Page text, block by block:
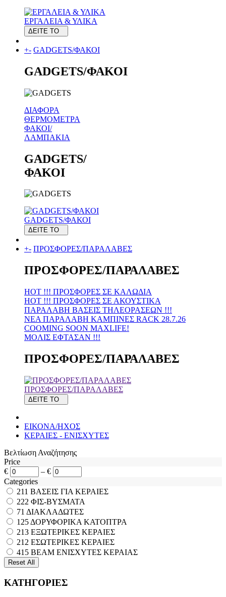
ΕΡΓΑΛΕΙΑ & ΥΛΙΚΑ
ΔΕΙΤΕ ΤΟ
+- GADGETS/ΦΑΚΟΙ
GADGETS/ΦΑΚΟΙ
ΔΙΑΦΟΡΑ
ΘΕΡΜΟΜΕΤΡΑ
ΦΑΚΟΙ/
ΛΑΜΠΑΚΙΑ
GADGETS/
ΦΑΚΟΙ
GADGETS/ΦΑΚΟΙ
ΔΕΙΤΕ ΤΟ
+- ΠΡΟΣΦΟΡΕΣ/ΠΑΡΑΛΑΒΕΣ
ΠΡΟΣΦΟΡΕΣ/ΠΑΡΑΛΑΒΕΣ
HOT !!! ΠΡΟΣΦΟΡΕΣ ΣΕ KAΛΩΔΙΑ
HOT !!! ΠΡΟΣΦΟΡΕΣ ΣΕ ΑΚΟΥΣΤΙΚΑ
ΠΑΡΑΛΑΒΗ ΒΑΣΕΙΣ ΤΗΛΕΟΡΑΣΕΩΝ !!!
ΝΕΑ ΠΑΡΑΛΑΒΗ KAMΠΙΝΕΣ RACK 28.7.26
COOMING SOON MAXLIFE!
MOΛΙΣ ΕΦΤΑΣΑΝ !!!
ΠΡΟΣΦΟΡΕΣ/ΠΑΡΑΛΑΒΕΣ
ΠΡΟΣΦΟΡΕΣ/ΠΑΡΑΛΑΒΕΣ
ΔΕΙΤΕ ΤΟ
ΕΙΚΟΝΑ/ΗΧΟΣ
ΚΕΡΑΙΕΣ - ENΙΣΧΥΤΕΣ
Βελτίωση Αναζήτησης
Price
€
– €
Categories
211 ΒΑΣΕΙΣ ΓΙΑ ΚΕΡΑΙΕΣ
222 ΦΙΣ-ΒΥΣΜΑΤΑ
71 ΔΙΑΚΛΑΔΩΤΕΣ
125 ΔΟΡΥΦΟΡΙΚΑ ΚΑΤΟΠΤΡΑ
213 ΕΞΩΤΕΡΙΚΕΣ ΚΕΡΑΙΕΣ
212 ΕΣΩΤΕΡΙΚΕΣ ΚΕΡΑΙΕΣ
415 BEAM ΕΝΙΣΧΥΤΕΣ ΚΕΡΑΙΑΣ
ΚΑΤΗΓΟΡΙΕΣ